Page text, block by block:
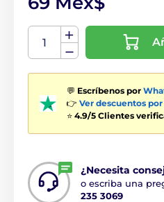
💬 Escríbenos por
👉 Ver descuentos
⭐ 4.9/5 Clientes
¿Necesita
o escriba una
235 3069